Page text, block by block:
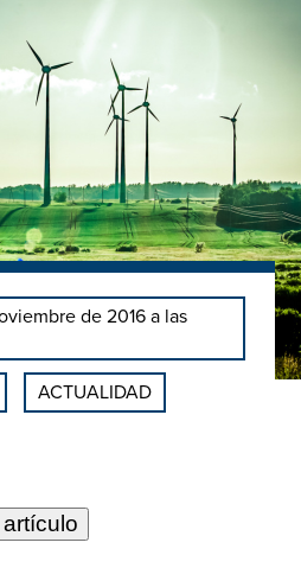
de 2016 a las
ACTUALIDAD